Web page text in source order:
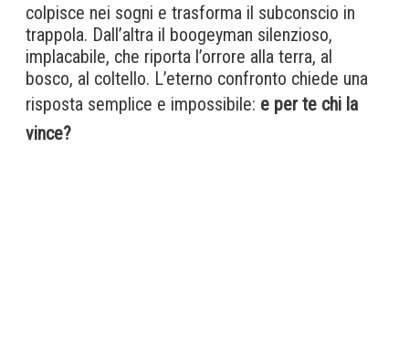
colpisce nei sogni e trasforma il subconscio in
trappola. Dall’altra il boogeyman silenzioso,
implacabile, che riporta l’orrore alla terra, al
bosco, al coltello. L’eterno confronto chiede una
risposta semplice e impossibile: e per te chi la
vince?